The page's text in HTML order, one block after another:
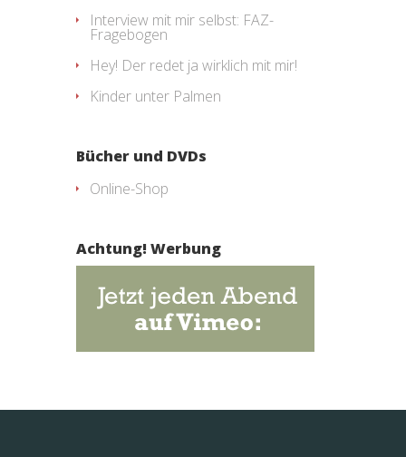
Interview mit mir selbst: FAZ-
Fragebogen
Hey! Der redet ja wirklich mit mir!
Kinder unter Palmen
Bücher und DVDs
Online-Shop
Achtung! Werbung